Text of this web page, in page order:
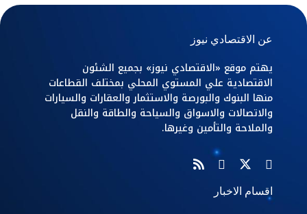
عن الاقتصادي نيوز
يهتم موقع «الاقتصادي نيوز» بجميع الشئون
الاقتصادية علي المستوي المحلي بمختلف القطاعات
منها البنوك والبورصة والاستثمار والعقارات والسيارات
والاتصالات والاسواق والسياحة والطاقة والنقل
والملاحة والتأمين وغيرها.
اقسام الاخبار